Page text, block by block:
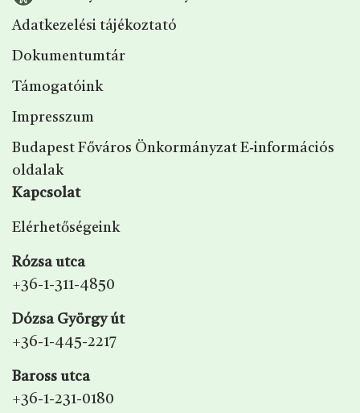
Adatkezelési tájékoztató
Dokumentumtár
Támogatóink
Impresszum
Budapest Főváros Önkormányzat E‑információs
oldalak
Kapcsolat
Elérhetőségeink
Rózsa utca
+36-1-311-4850
Dózsa György út
+36-1-445-2217
Baross utca
+36-1-231-0180